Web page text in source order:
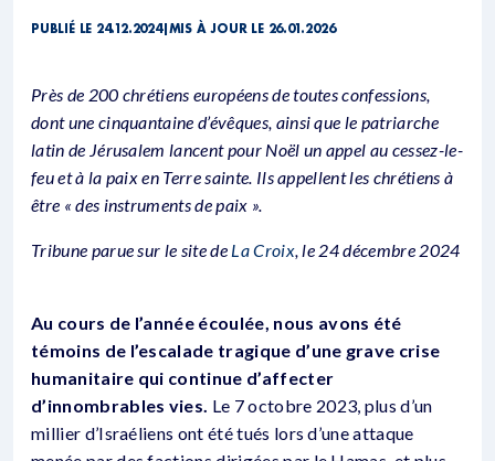
PUBLIÉ LE 24.12.2024| MIS À JOUR LE 26.01.2026
Près de 200 chrétiens européens de toutes confessions,
dont une cinquantaine d’évêques, ainsi que le patriarche
latin de Jérusalem lancent pour Noël un appel au cessez-le-
feu et à la paix en Terre sainte. Ils appellent les chrétiens à
être « des instruments de paix ».
Tribune parue sur le site de La Croix, le 24 décembre 2024
Au cours de l’année écoulée, nous avons été
témoins de l’escalade tragique d’une grave crise
humanitaire qui continue d’affecter
d’innombrables vies. Le 7 octobre 2023, plus d’un
millier d’Israéliens ont été tués lors d’une attaque